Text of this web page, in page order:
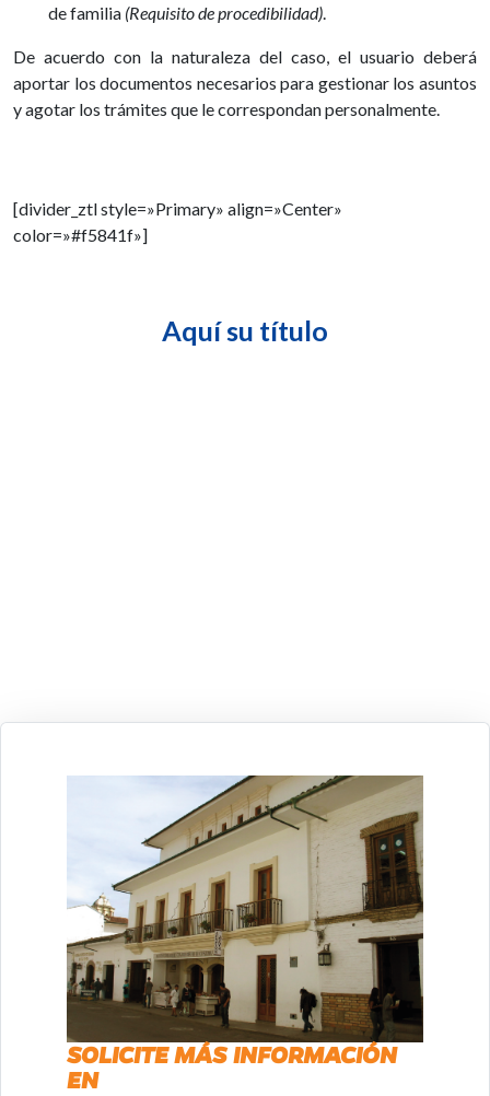
de familia (Requisito de procedibilidad)
De acuerdo con la naturaleza del caso, el usuario deberá
aportar los documentos necesarios para gestionar los asuntos
y agotar los trámites que le correspondan personalmente.
[divider_ztl style=»Primary» align=»Center»
color=»#f5841f»]
Aquí su título
SOLICITE MÁS INFORMACIÓN
EN